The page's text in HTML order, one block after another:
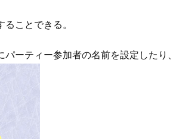
ことできる。
ーティー参加者の名前を設定したり、